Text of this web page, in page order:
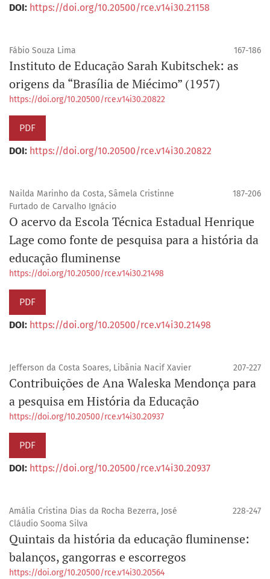
DOI: https://doi.org/10.20500/rce.v14i30.21158
Fábio Souza Lima 167-186
Instituto de Educação Sarah Kubitschek: as
origens da “Brasília de Miécimo” (1957)
https://doi.org/10.20500/rce.v14i30.20822
PDF
DOI: https://doi.org/10.20500/rce.v14i30.20822
Nailda Marinho da Costa, Sâmela Cristinne
Furtado de Carvalho Ignácio
187-206
O acervo da Escola Técnica Estadual Henrique
Lage como fonte de pesquisa para a história da
educação fluminense
https://doi.org/10.20500/rce.v14i30.21498
PDF
DOI: https://doi.org/10.20500/rce.v14i30.21498
Jefferson da Costa Soares, Libânia Nacif Xavier 207-227
Contribuições de Ana Waleska Mendonça para
a pesquisa em História da Educação
https://doi.org/10.20500/rce.v14i30.20937
PDF
DOI: https://doi.org/10.20500/rce.v14i30.20937
Amália Cristina Dias da Rocha Bezerra, José
Cláudio Sooma Silva
228-247
Quintais da história da educação fluminense:
balanços, gangorras e escorregos
https://doi.org/10.20500/rce.v14i30.20564